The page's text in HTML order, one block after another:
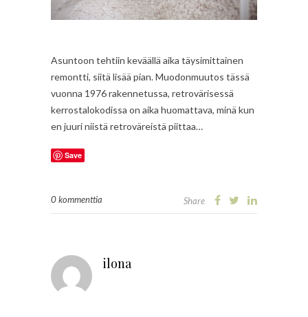
Asuntoon tehtiin keväällä aika täysimittainen
remontti, siitä lisää pian. Muodonmuutos tässä
vuonna 1976 rakennetussa, retrovärisessä
kerrostalokodissa on aika huomattava, minä kun
en juuri niistä retroväreistä piittaa…
Save
0 kommenttia Share
ilona